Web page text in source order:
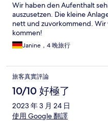
Wir haben den Aufenthalt
auszusetzen. Die kleine
nett und zuvorkommend.
kommen!
Janine，4 晚旅行
旅客真實評論
10/10 好極了
2023 年 3 月 24 日
使用 Google 翻譯